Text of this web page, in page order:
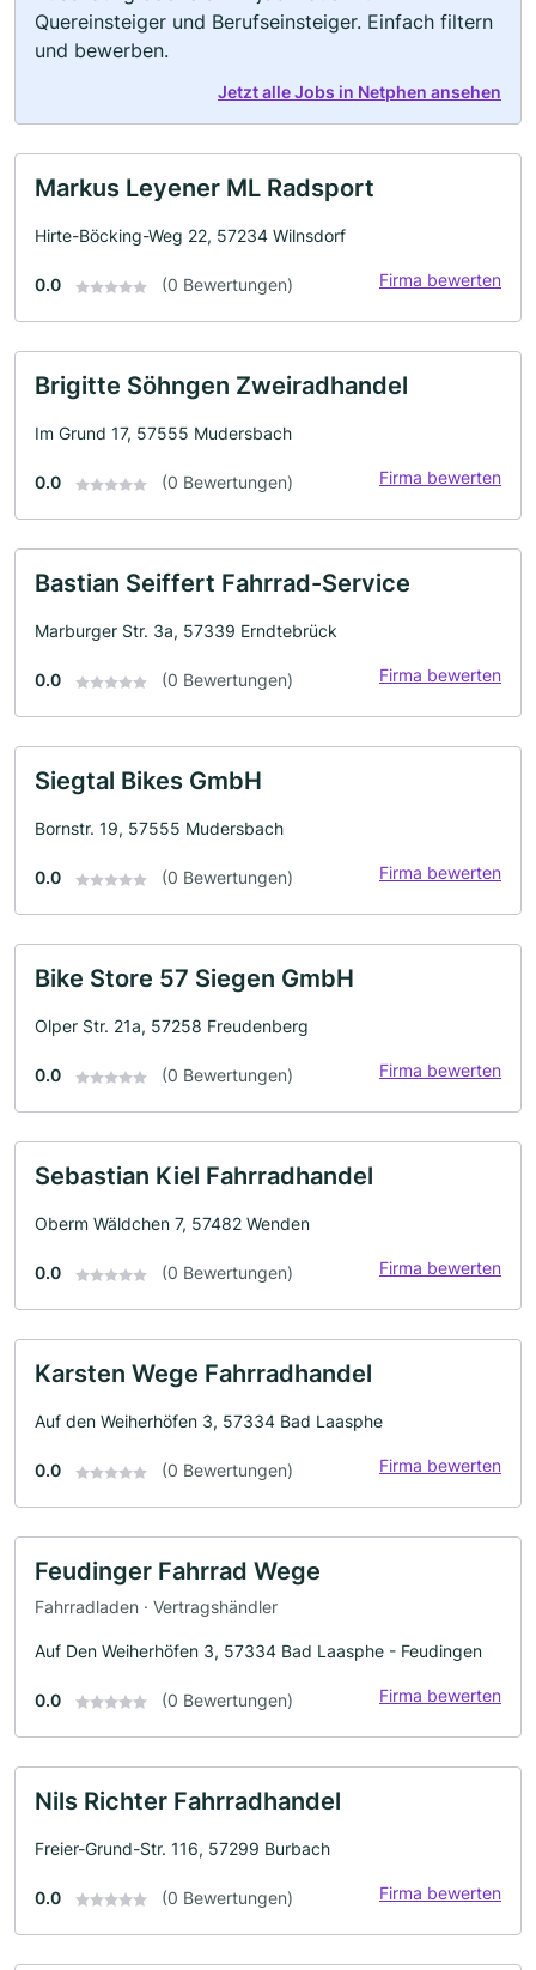
Quereinsteiger und Berufseinsteiger. Einfach filtern
und bewerben.
Jetzt alle Jobs in Netphen ansehen
Markus Leyener ML Radsport
Hirte-Böcking-Weg 22, 57234 Wilnsdorf
0.0 (0 Bewertungen) Firma bewerten
Brigitte Söhngen Zweiradhandel
Im Grund 17, 57555 Mudersbach
0.0 (0 Bewertungen) Firma bewerten
Bastian Seiffert Fahrrad-Service
Marburger Str. 3a, 57339 Erndtebrück
0.0 (0 Bewertungen) Firma bewerten
Siegtal Bikes GmbH
Bornstr. 19, 57555 Mudersbach
0.0 (0 Bewertungen) Firma bewerten
Bike Store 57 Siegen GmbH
Olper Str. 21a, 57258 Freudenberg
0.0 (0 Bewertungen) Firma bewerten
Sebastian Kiel Fahrradhandel
Oberm Wäldchen 7, 57482 Wenden
0.0 (0 Bewertungen) Firma bewerten
Karsten Wege Fahrradhandel
Auf den Weiherhöfen 3, 57334 Bad Laasphe
0.0 (0 Bewertungen) Firma bewerten
Feudinger Fahrrad Wege
Fahrradladen · Vertragshändler
Auf Den Weiherhöfen 3, 57334 Bad Laasphe - Feudingen
0.0 (0 Bewertungen) Firma bewerten
Nils Richter Fahrradhandel
Freier-Grund-Str. 116, 57299 Burbach
0.0 (0 Bewertungen) Firma bewerten